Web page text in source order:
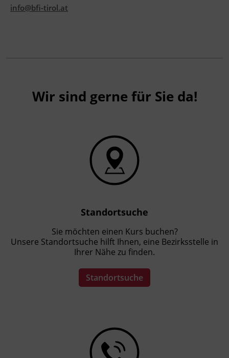
info@bfi-tirol.at
Wir sind gerne für Sie da!
Standortsuche
Sie möchten einen Kurs buchen?
Unsere Standortsuche hilft Ihnen, eine Bezirksstelle in
Ihrer Nähe zu finden.
Standortsuche